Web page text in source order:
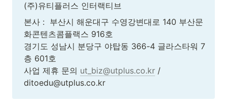
(주)유티플러스 인터랙티브
본사 :  부산시 해운대구 수영강변대로 140 부산문
화콘텐츠콤플랙스 916호
경기도 성남시 분당구 야탑동 366-4 글라스타워 7
층 601호
사업 제휴 문의 ut_biz@utplus.co.kr /
ditoedu@utplus.co.kr